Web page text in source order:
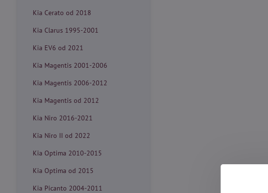
Kia Cerato od 2018
Kia Clarus 1995-2001
Kia EV6 od 2021
Kia Magentis 2001-2006
Kia Magentis 2006-2012
Kia Magentis od 2012
Kia Niro 2016-2021
Kia Niro II od 2022
Kia Optima 2010-2015
Kia Optima od 2015
Kia Picanto 2004-2011